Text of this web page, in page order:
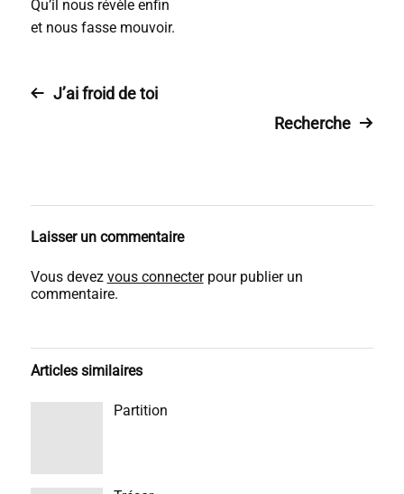
Qu’il nous révèle enfin
et nous fasse mouvoir.
J’ai froid de toi
Recherche
Laisser un commentaire
Vous devez vous connecterpour publier un
commentaire.
Articles similaires
Partition